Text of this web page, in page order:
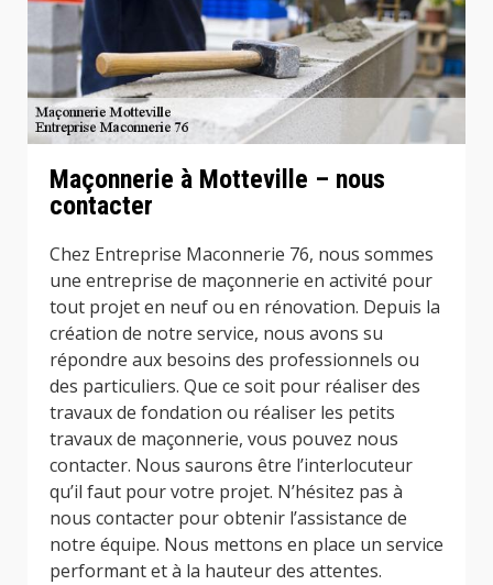
Maçonnerie à Motteville – nous
contacter
Chez Entreprise Maconnerie 76, nous sommes
une entreprise de maçonnerie en activité pour
tout projet en neuf ou en rénovation. Depuis la
création de notre service, nous avons su
répondre aux besoins des professionnels ou
des particuliers. Que ce soit pour réaliser des
travaux de fondation ou réaliser les petits
travaux de maçonnerie, vous pouvez nous
contacter. Nous saurons être l’interlocuteur
qu’il faut pour votre projet. N’hésitez pas à
nous contacter pour obtenir l’assistance de
notre équipe. Nous mettons en place un service
performant et à la hauteur des attentes.